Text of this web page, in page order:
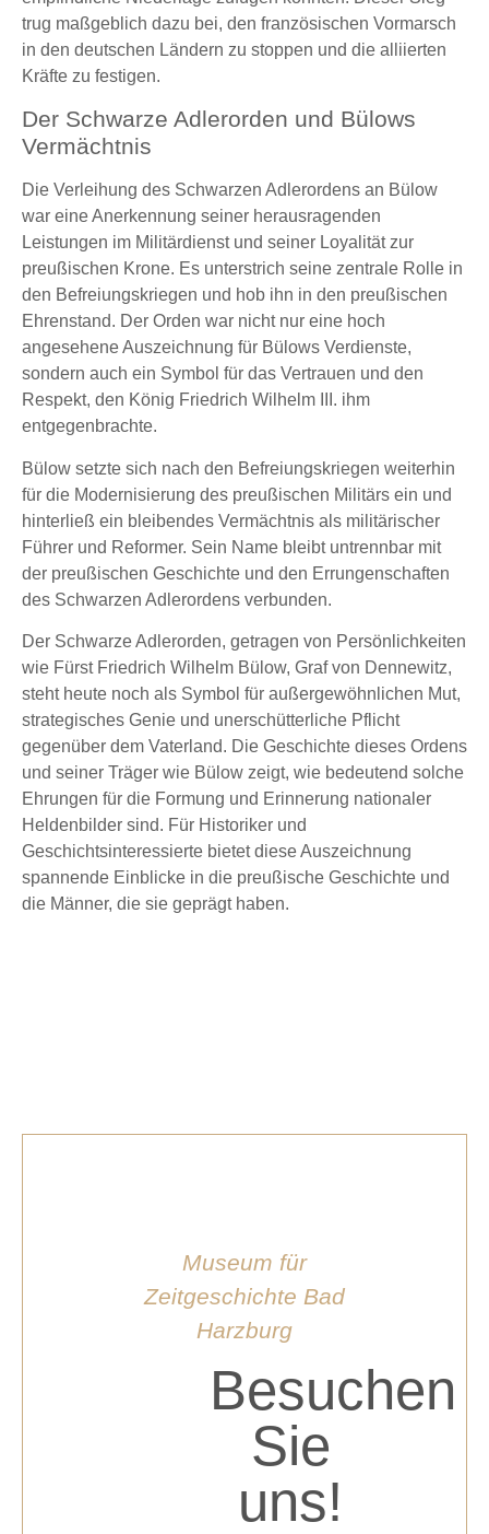
trug maßgeblich dazu bei, den französischen Vormarsch
in den deutschen Ländern zu stoppen und die alliierten
Kräfte zu festigen.
Der Schwarze Adlerorden und Bülows
Vermächtnis
Die Verleihung des Schwarzen Adlerordens an Bülow
war eine Anerkennung seiner herausragenden
Leistungen im Militärdienst und seiner Loyalität zur
preußischen Krone. Es unterstrich seine zentrale Rolle in
den Befreiungskriegen und hob ihn in den preußischen
Ehrenstand. Der Orden war nicht nur eine hoch
angesehene Auszeichnung für Bülows Verdienste,
sondern auch ein Symbol für das Vertrauen und den
Respekt, den König Friedrich Wilhelm III. ihm
entgegenbrachte.
Bülow setzte sich nach den Befreiungskriegen weiterhin
für die Modernisierung des preußischen Militärs ein und
hinterließ ein bleibendes Vermächtnis als militärischer
Führer und Reformer. Sein Name bleibt untrennbar mit
der preußischen Geschichte und den Errungenschaften
des Schwarzen Adlerordens verbunden.
Der Schwarze Adlerorden, getragen von Persönlichkeiten
wie Fürst Friedrich Wilhelm Bülow, Graf von Dennewitz,
steht heute noch als Symbol für außergewöhnlichen Mut,
strategisches Genie und unerschütterliche Pflicht
gegenüber dem Vaterland. Die Geschichte dieses Ordens
und seiner Träger wie Bülow zeigt, wie bedeutend solche
Ehrungen für die Formung und Erinnerung nationaler
Heldenbilder sind. Für Historiker und
Geschichtsinteressierte bietet diese Auszeichnung
spannende Einblicke in die preußische Geschichte und
die Männer, die sie geprägt haben.
Museum für
Zeitgeschichte Bad
Harzburg
Besuchen
Sie
uns!